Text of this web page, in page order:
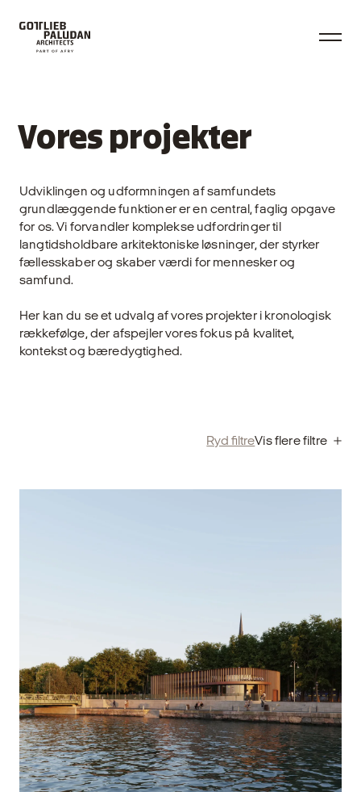
Vores projekter
Udviklingen og udformningen af samfundets
grundlæggende funktioner er en central, faglig opgave
for os. Vi forvandler komplekse udfordringer til
langtidsholdbare arkitektoniske løsninger, der styrker
fællesskaber og skaber værdi for mennesker og
samfund.
Her kan du se et udvalg af vores projekter i kronologisk
rækkefølge, der afspejler vores fokus på kvalitet,
kontekst og bæredygtighed.
Ryd filtreVis flere filtre